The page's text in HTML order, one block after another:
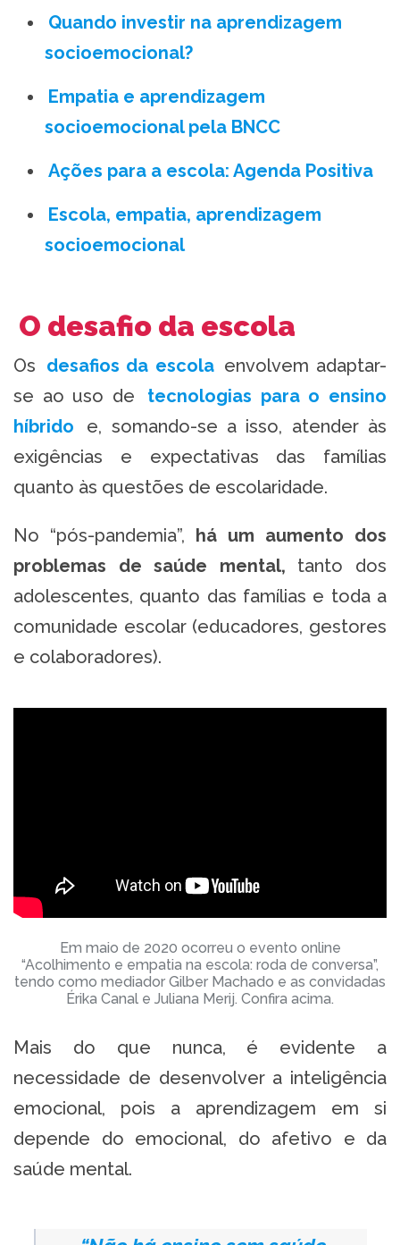
Quando investir na aprendizagem
socioemocional?
Empatia e aprendizagem
socioemocional pela BNCC
Ações para a escola: Agenda Positiva
Escola, empatia, aprendizagem
socioemocional
O desafio da escola
Os desafios da escola envolvem adaptar-
se ao uso de
tecnologias para o ensino
híbrido
e, somando-se a isso, atender às
exigências e expectativas das famílias
quanto às questões de escolaridade.
No “pós-pandemia”, há um aumento dos
problemas de saúde mental, tanto dos
adolescentes, quanto das famílias e toda a
comunidade escolar (educadores, gestores
e colaboradores).
Em maio de 2020 ocorreu o evento online
“Acolhimento e empatia na escola: roda de conversa”,
tendo como mediador Gilber Machado e as convidadas
Érika Canal e Juliana Merij. Confira acima.
Mais do que nunca, é evidente a
necessidade de desenvolver a inteligência
emocional, pois a aprendizagem em si
depende do emocional, do afetivo e da
saúde mental.